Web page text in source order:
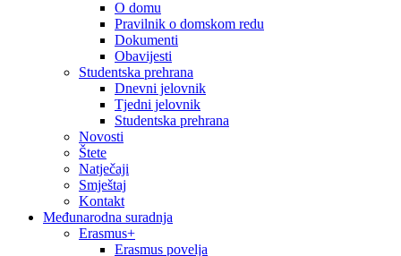
O domu
Pravilnik o domskom redu
Dokumenti
Obavijesti
Studentska prehrana
Dnevni jelovnik
Tjedni jelovnik
Studentska prehrana
Novosti
Štete
Natječaji
Smještaj
Kontakt
Međunarodna suradnja
Erasmus+
Erasmus povelja